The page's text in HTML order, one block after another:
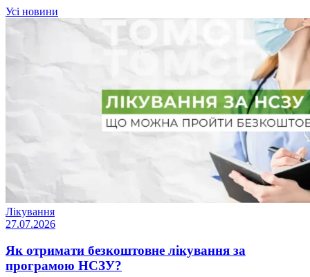
Усі новини
Лікування
27.07.2026
Як отримати безкоштовне лікування за
програмою НСЗУ?